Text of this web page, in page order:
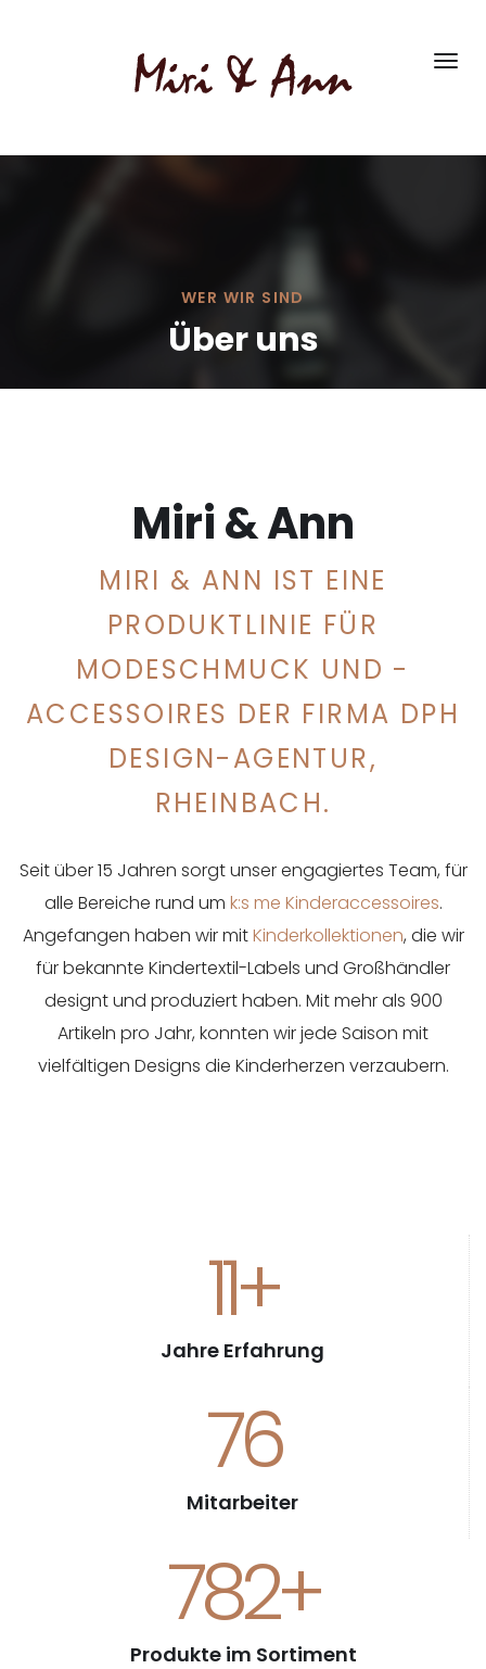
WER WIR SIND
Über uns
Miri & Ann
MIRI & ANN IST EINE
PRODUKTLINIE FÜR
MODESCHMUCK UND -
ACCESSOIRES DER FIRMA DPH
DESIGN-AGENTUR,
RHEINBACH.
Seit über 15 Jahren sorgt unser engagiertes Team, für
alle Bereiche rund um k:s me Kinderaccessoires.
Angefangen haben wir mitKinderkollektionen, die wir
für bekannte Kindertextil-Labels und Großhändler
designt und produziert haben. Mit mehr als 900
Artikeln pro Jahr, konnten wir jede Saison mit
vielfältigen Designs die Kinderherzen verzaubern.
13+
Jahre Erfahrung
92
Mitarbeiter
953+
Produkte im Sortiment